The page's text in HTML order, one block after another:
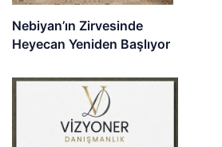
Nebiyan’ın Zirvesinde
Heyecan Yeniden Başlıyor